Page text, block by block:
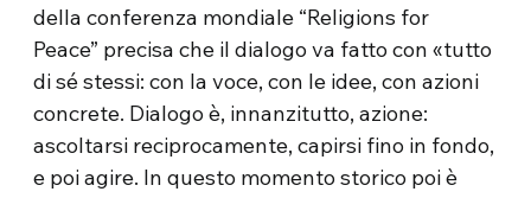
della conferenza mondiale “Religions for
Peace” precisa che il dialogo va fatto con «tutto
di sé stessi: con la voce, con le idee, con azioni
concrete. Dialogo è, innanzitutto, azione:
ascoltarsi reciprocamente, capirsi fino in fondo,
e poi agire. In questo momento storico poi è